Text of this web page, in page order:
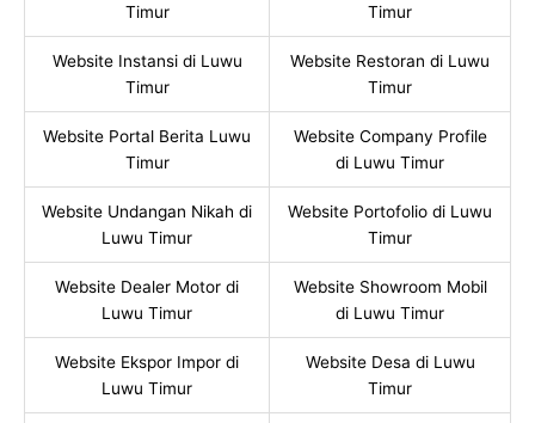
Timur
Timur
Website Instansi di Luwu
Timur
Website Restoran di Luwu
Timur
Website Portal Berita Luwu
Timur
Website Company Profile
di Luwu Timur
Website Undangan Nikah di
Luwu Timur
Website Portofolio di Luwu
Timur
Website Dealer Motor di
Luwu Timur
Website Showroom Mobil
di Luwu Timur
Website Ekspor Impor di
Luwu Timur
Website Desa di Luwu
Timur